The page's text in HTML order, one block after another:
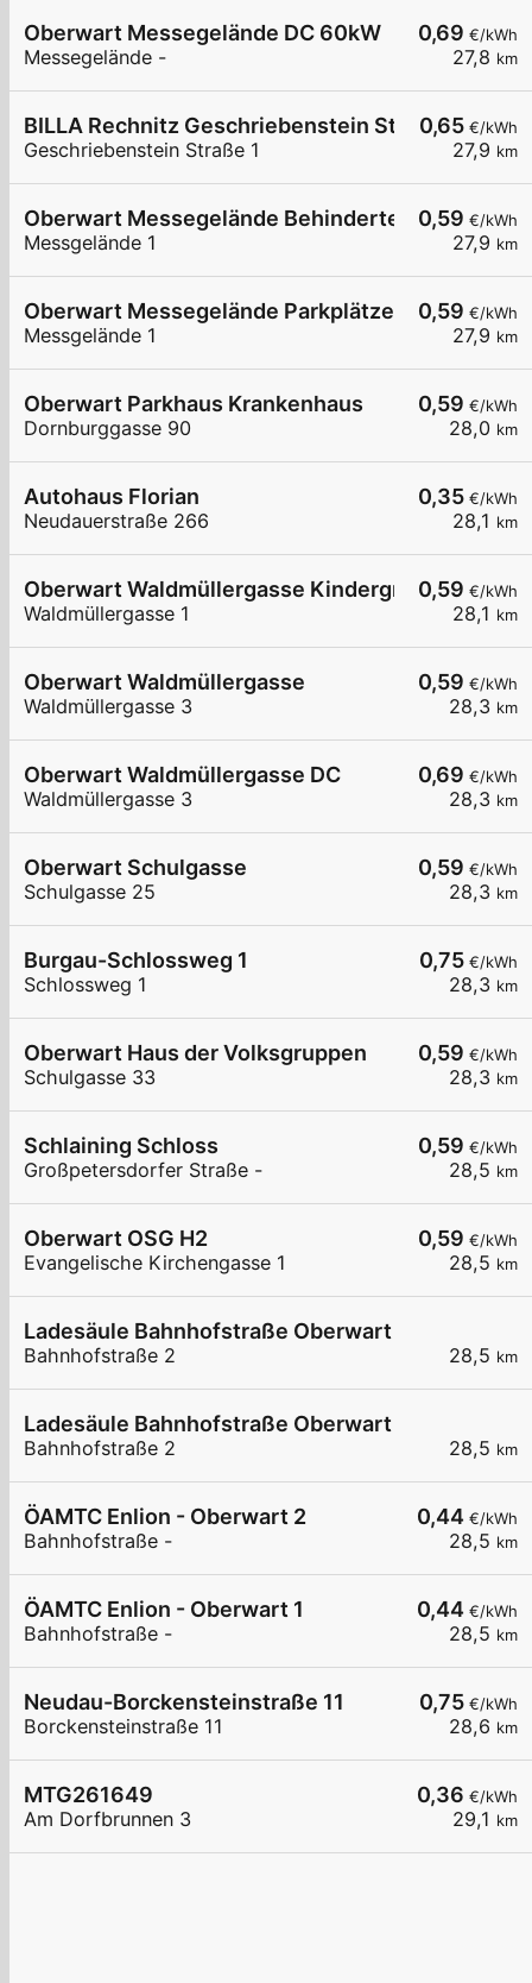
0,69 €/kWh
27,8 km
Oberwart Messegelände DC 60kW
Messegelände -
0,65 €/kWh
27,9 km
BILLA Rechnitz Geschriebenstein Strasse
Geschriebenstein Straße 1
0,59 €/kWh
27,9 km
Oberwart Messegelände Behinderten Parkplatz
Messgelände 1
0,59 €/kWh
27,9 km
Oberwart Messegelände Parkplätze
Messgelände 1
0,59 €/kWh
28,0 km
Oberwart Parkhaus Krankenhaus
Dornburggasse 90
0,35 €/kWh
28,1 km
Autohaus Florian
Neudauerstraße 266
0,59 €/kWh
28,1 km
Oberwart Waldmüllergasse Kindergrippe
Waldmüllergasse 1
0,59 €/kWh
28,3 km
Oberwart Waldmüllergasse
Waldmüllergasse 3
0,69 €/kWh
28,3 km
Oberwart Waldmüllergasse DC
Waldmüllergasse 3
0,59 €/kWh
28,3 km
Oberwart Schulgasse
Schulgasse 25
0,75 €/kWh
28,3 km
Burgau-Schlossweg 1
Schlossweg 1
0,59 €/kWh
28,3 km
Oberwart Haus der Volksgruppen
Schulgasse 33
0,59 €/kWh
28,5 km
Schlaining Schloss
Großpetersdorfer Straße -
0,59 €/kWh
28,5 km
Oberwart OSG H2
Evangelische Kirchengasse 1
28,5 km
Ladesäule Bahnhofstraße Oberwart
Bahnhofstraße 2
28,5 km
Ladesäule Bahnhofstraße Oberwart
Bahnhofstraße 2
0,44 €/kWh
28,5 km
ÖAMTC Enlion - Oberwart 2
Bahnhofstraße -
0,44 €/kWh
28,5 km
ÖAMTC Enlion - Oberwart 1
Bahnhofstraße -
0,75 €/kWh
28,6 km
Neudau-Borckensteinstraße 11
Borckensteinstraße 11
0,36 €/kWh
29,1 km
MTG261649
Am Dorfbrunnen 3